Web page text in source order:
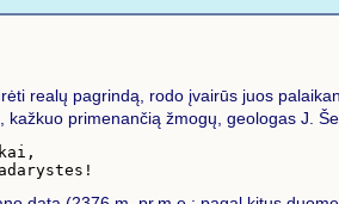
realų pagrindą, rodo įvairūs juos
kažkuo primenančią žmogų, geologas J.